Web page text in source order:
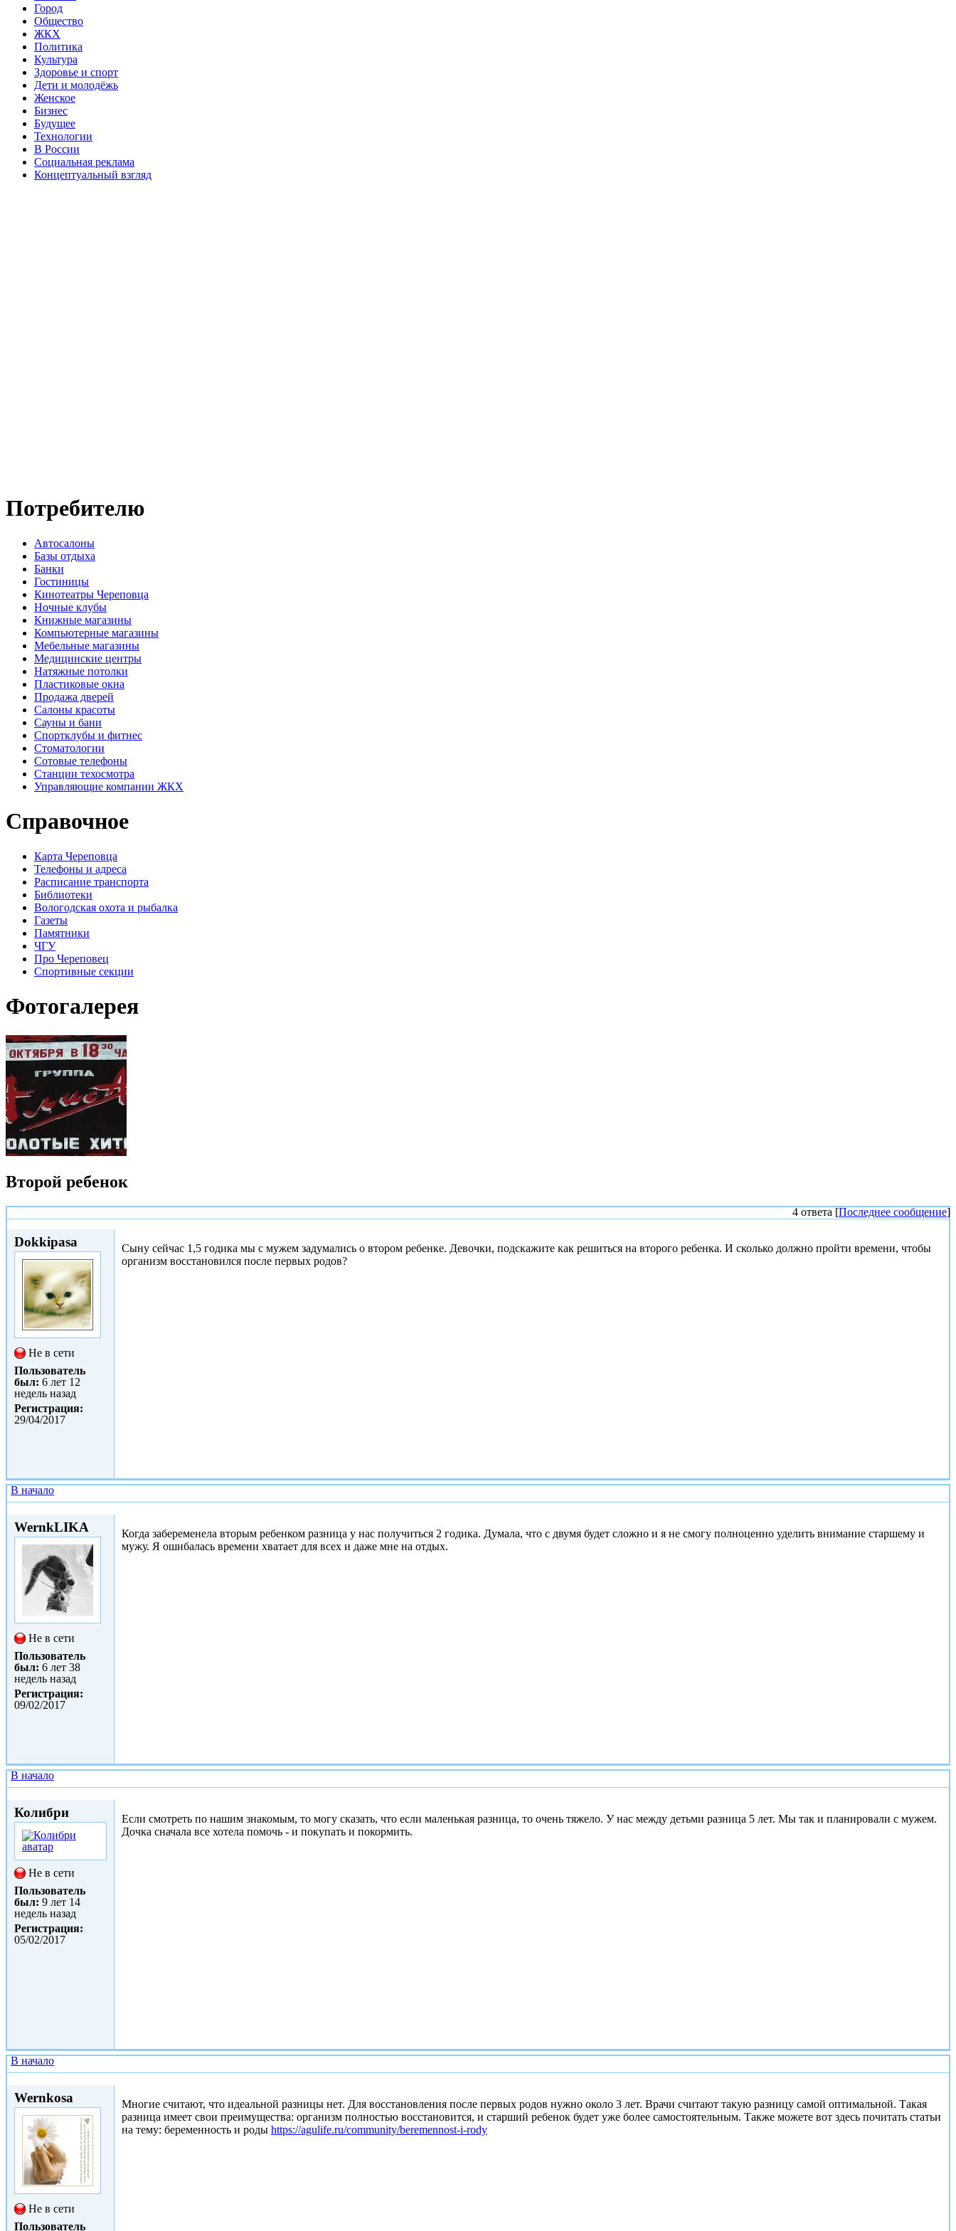
Город
Общество
ЖКХ
Политика
Культура
Здоровье и спорт
Дети и молодёжь
Женское
Бизнес
Будущее
Технологии
В России
Социальная реклама
Концептуальный взгляд
Потребителю
Автосалоны
Базы отдыха
Банки
Гостиницы
Кинотеатры Череповца
Ночные клубы
Книжные магазины
Компьютерные магазины
Мебельные магазины
Медицинские центры
Натяжные потолки
Пластиковые окна
Продажа дверей
Салоны красоты
Сауны и бани
Спортклубы и фитнес
Стоматологии
Сотовые телефоны
Станции техосмотра
Управляющие компании ЖКХ
Справочное
Карта Череповца
Телефоны и адреса
Расписание транспорта
Библиотеки
Вологодская охота и рыбалка
Газеты
Памятники
ЧГУ
Про Череповец
Спортивные секции
Фотогалерея
Второй ребенок
4 ответа [Последнее сообщение]
Dokkipasa
Не в сети
Пользователь
был: 6 лет 12
недель назад
Регистрация:
29/04/2017
Сыну сейчас 1,5 годика мы с мужем задумались о втором ребенке. Девочки, подскажите как решиться на второго ребенка. И сколько должно пройти времени, чтобы
организм восстановился после первых родов?
В начало
WernkLIKA
Не в сети
Пользователь
был: 6 лет 38
недель назад
Регистрация:
09/02/2017
Когда забеременела вторым ребенком разница у нас получиться 2 годика. Думала, что с двумя будет сложно и я не смогу полноценно уделить внимание старшему и
мужу. Я ошибалась времени хватает для всех и даже мне на отдых.
В начало
Колибри
Не в сети
Пользователь
был: 9 лет 14
недель назад
Регистрация:
05/02/2017
Если смотреть по нашим знакомым, то могу сказать, что если маленькая разница, то очень тяжело. У нас между детьми разница 5 лет. Мы так и планировали с мужем.
Дочка сначала все хотела помочь - и покупать и покормить.
В начало
Wernkоsa
Не в сети
Пользователь
Многие считают, что идеальной разницы нет. Для восстановления после первых родов нужно около 3 лет. Врачи считают такую разницу самой оптимальной. Такая
разница имеет свои преимущества: организм полностью восстановится, и старший ребенок будет уже более самостоятельным. Также можете вот здесь почитать статьи
на тему: беременность и роды https://agulife.ru/community/beremennost-i-rody